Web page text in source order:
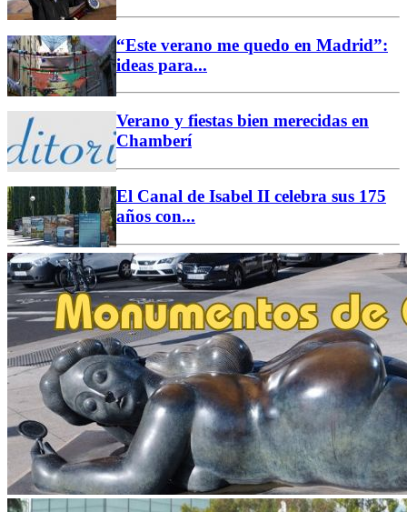
“Este verano me quedo en Madrid”:
ideas para...
Verano y fiestas bien merecidas en
Chamberí
El Canal de Isabel II celebra sus 175
años con...